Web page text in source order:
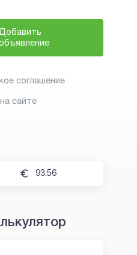
соглашение
сайте
93.56